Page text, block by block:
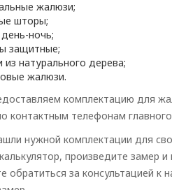
жалюзи;
шторы;
ночь;
защитные;
натурального дерева;
жалюзи.
комплектацию для
контактным телефонам
нужной комплектации для
произведите замер
за консультацией к